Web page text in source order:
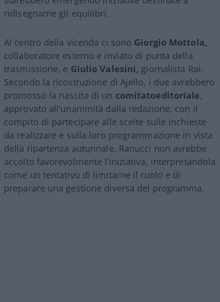
ridisegnarne gli equilibri.
Al centro della vicenda ci sono Giorgio Mottola,
collaboratore esterno e inviato di punta della
trasmissione, e Giulio Valesini, giornalista Rai.
Secondo la ricostruzione di Ajello, i due avrebbero
promosso la nascita di un comitatoeditoriale,
approvato all’unanimità dalla redazione, con il
compito di partecipare alle scelte sulle inchieste
da realizzare e sulla loro programmazione in vista
della ripartenza autunnale. Ranucci non avrebbe
accolto favorevolmente l’iniziativa, interpretandola
come un tentativo di limitarne il ruolo e di
preparare una gestione diversa del programma.